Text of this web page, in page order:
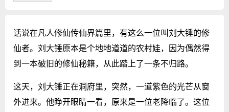
话说在凡人修仙传仙界篇里，有这么一位叫刘大锤的修
仙者。刘大锤原本是个地地道道的农村娃，因为偶然得
到一本破旧的修仙秘籍，从此踏上了一条不归路。
这天，刘大锤正在洞府里，突然，一道紫色的光芒从窗
外进来。他睁开眼睛一看，原来是一位老降临了。这位